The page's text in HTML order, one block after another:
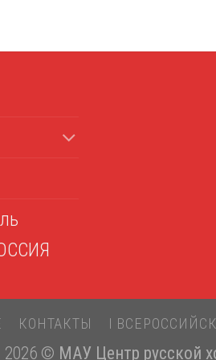
КОНТАКТЫ I
2026 © МАУ Центр русской